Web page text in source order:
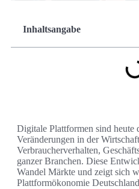
Inhaltsangabe
Digitale Plattformen sind heute
Veränderungen in der
Verbraucherverhalten,
ganzer Branchen. Diese
Wandel Märkte und zeigt sich
Plattformökonomie